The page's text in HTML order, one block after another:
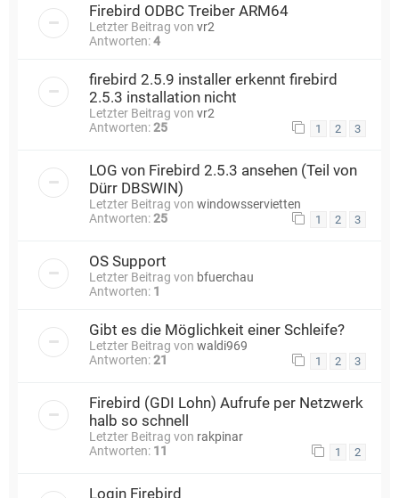
Firebird ODBC Treiber ARM64
Letzter Beitrag von vr2
Antworten:4
firebird 2.5.9 installer erkennt firebird
2.5.3 installation nicht
Letzter Beitrag von vr2
Antworten:25 1 2 3
LOG von Firebird 2.5.3 ansehen (Teil von
Dürr DBSWIN)
Letzter Beitrag von windowsservietten
Antworten:25 1 2 3
OS Support
Letzter Beitrag von bfuerchau
Antworten: 1
Gibt es die Möglichkeit einer Schleife?
Letzter Beitrag von waldi969
Antworten:21 1 2 3
Firebird (GDI Lohn) Aufrufe per Netzwerk
halb so schnell
Letzter Beitrag von rakpinar
Antworten: 11 1 2
Login Firebird